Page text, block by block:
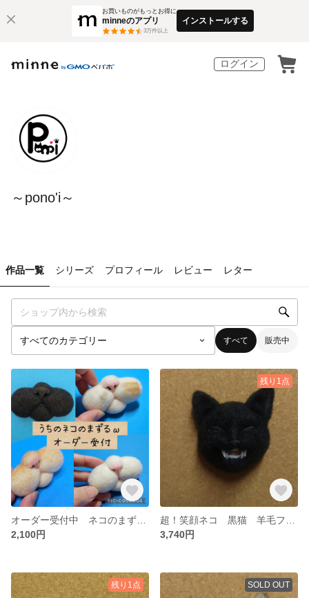
お買いものがもっとお得に
minneのアプリ
3万件以上
インストールする
ログイン
～pono'i～
作品一覧 シリーズ プロフィール レビュー レター
すべて 販売中
2,100円
残り1点
3,740円
残り1点 SOLD OUT